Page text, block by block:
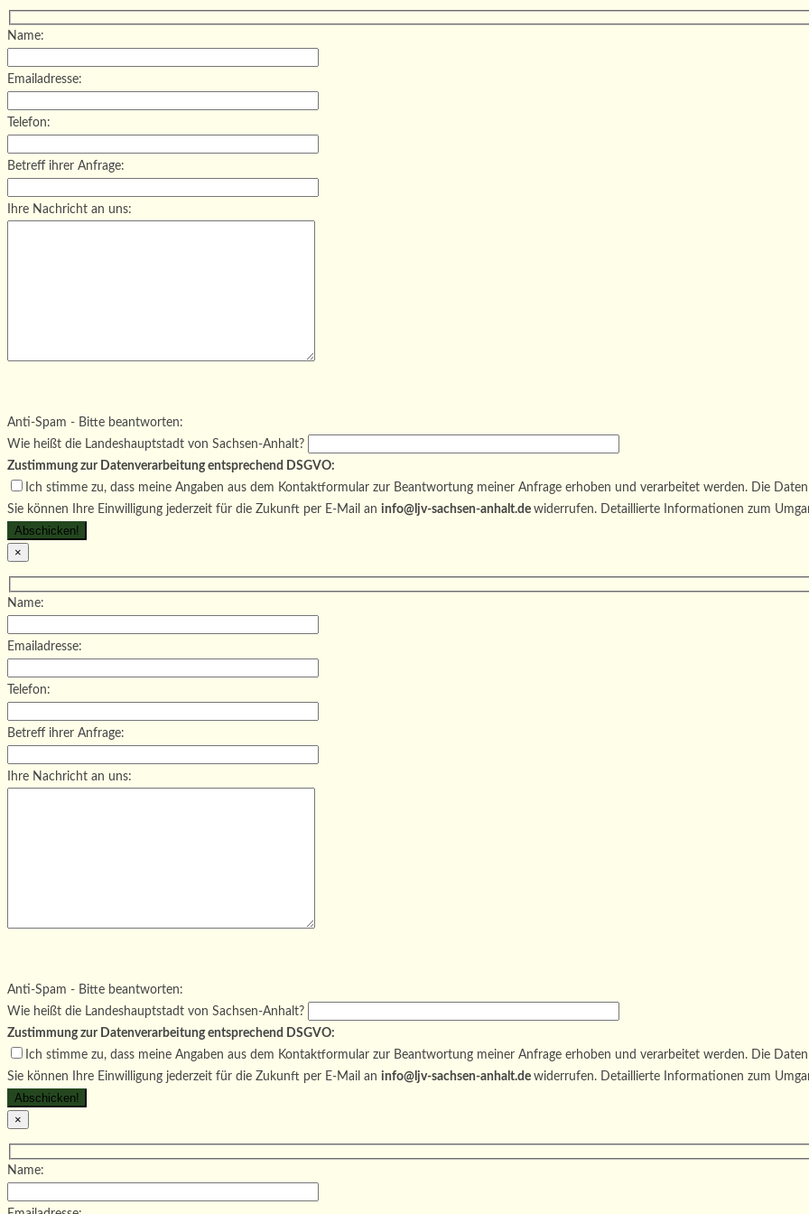
Name:
Emailadresse:
Telefon:
Betreff ihrer Anfrage:
Ihre Nachricht an uns:
Bitte lasse dieses Feld leer.
Anti-Spam - Bitte beantworten:
Wie heißt die Landeshauptstadt von Sachsen-Anhalt?
Zustimmung zur Datenverarbeitung entsprechend DSGVO:
Ich stimme zu, dass meine Angaben aus dem Kontaktformular zur Beantwortung meiner Anfrage erhoben und verarbeitet werden. Die
Sie können Ihre Einwilligung jederzeit für die Zukunft per E-Mail an info@ljv-sachsen-anhalt.de widerrufen. Detaillierte Informationen zum
×
Name:
Emailadresse:
Telefon:
Betreff ihrer Anfrage:
Ihre Nachricht an uns:
Bitte lasse dieses Feld leer.
Anti-Spam - Bitte beantworten:
Wie heißt die Landeshauptstadt von Sachsen-Anhalt?
Zustimmung zur Datenverarbeitung entsprechend DSGVO:
Ich stimme zu, dass meine Angaben aus dem Kontaktformular zur Beantwortung meiner Anfrage erhoben und verarbeitet werden. Die
Sie können Ihre Einwilligung jederzeit für die Zukunft per E-Mail an info@ljv-sachsen-anhalt.de widerrufen. Detaillierte Informationen zum
×
Name: